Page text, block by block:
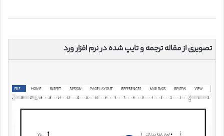
تصویری از مقاله ترجمه و تایپ شده در نرم افزار ورد